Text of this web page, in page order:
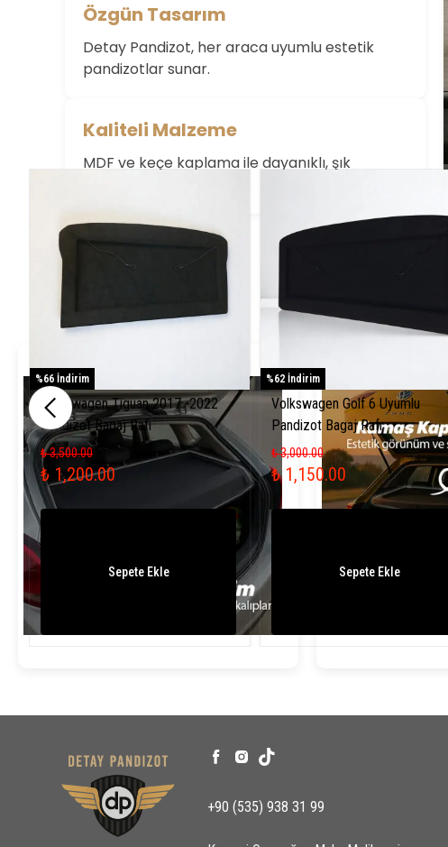
Özgün Tasarım
Detay Pandizot, her araca uyumlu estetik
pandizotlar sunar.
Kaliteli Malzeme
MDF ve keçe kaplama ile dayanıklı, şık
Bu ürün için değerlendirme yok
%66 İndirim
Volkswagen Tiguan 2017 -2022
Pandizot Bagaj Rafı
₺ 3,500.00
₺ 1,200.00
Sepete Ekle
%62 İndirim
Volkswagen Golf 6 Uyumlu
Pandizot Bagaj Rafı
₺ 3,000.00
₺ 1,150.00
Sepete Ekle
+90 (535) 938 31 99